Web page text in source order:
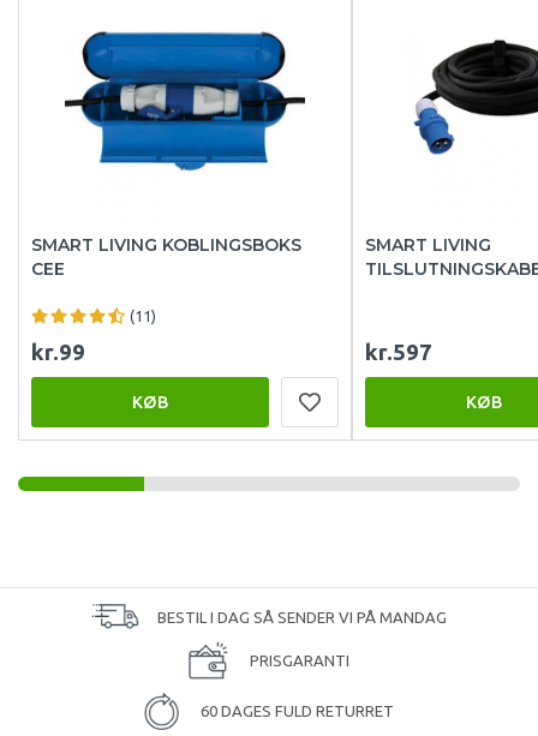
SMART LIVING KOBLINGSBOKS
CEE
(11)
kr.99
KØB
SMART LIVING
kr.597
KØB
BESTIL I DAG SÅ SENDER VI PÅ MANDAG
PRISGARANTI
60 DAGES FULD RETURRET